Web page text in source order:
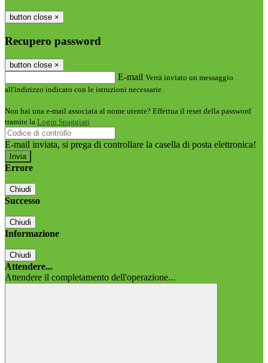
button close ×
Recupero password
button close ×
E-mail Verrà inviato un messaggio
all'indirizzo indicato con le istruzioni necessarie.
Non hai una e-mail associata al nome utente? Effettua il reset della password
tramite la Login Spaggiari
E-mail inviata, si prega di controllare la casella di posta elettronica!
Errore
Chiudi
Successo
Chiudi
Informazione
Chiudi
Attendere...
Attendere il completamento dell'operazione...